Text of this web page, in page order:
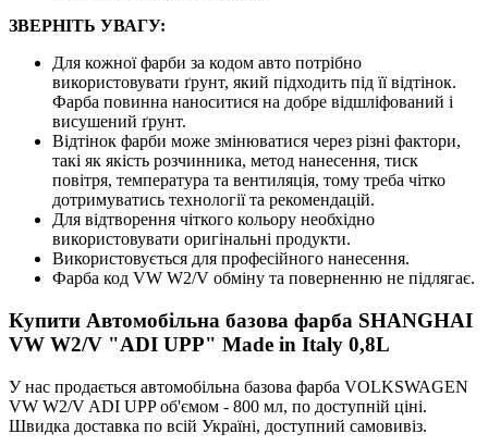
ЗВЕРНІТЬ УВАГУ:
Для кожної фарби за кодом авто потрібно
використовувати ґрунт, який підходить під її відтінок.
Фарба повинна наноситися на добре відшліфований і
висушений ґрунт.
Відтінок фарби може змінюватися через різні фактори,
такі як якість розчинника, метод нанесення, тиск
повітря, температура та вентиляція, тому треба чітко
дотримуватись технології та рекомендацій.
Для відтворення чіткого кольору необхідно
використовувати оригінальні продукти.
Використовується для професійного нанесення.
Фарба код VW W2/V обміну та поверненню не підлягає.
Купити Автомобільна базова фарба SHANGHAI
VW W2/V "ADI UPP" Made in Italy 0,8L
У нас продається автомобільна базова фарба VOLKSWAGEN
VW W2/V ADI UPP об'ємом - 800 мл, по доступній ціні.
Швидка доставка по всій Україні, доступний самовивіз.